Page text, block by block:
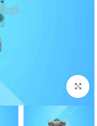
برای بزرگنمایی کلیک کنید